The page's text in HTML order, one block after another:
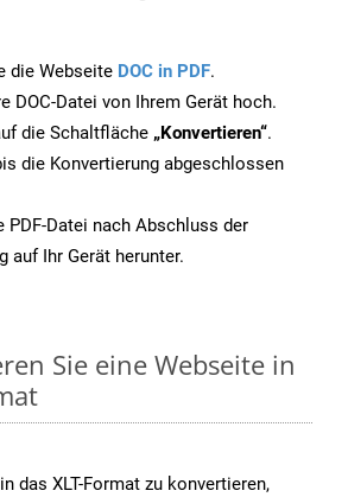
die Webseite DOC in PDF.
DOC-Datei von Ihrem Gerät hoch.
die Schaltfläche „Konvertieren“.
die Konvertierung abgeschlossen
PDF-Datei nach Abschluss der
auf Ihr Gerät herunter.
Sie eine Webseite in
das XLT-Format zu konvertieren,